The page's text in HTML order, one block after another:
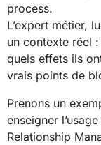
process.
L’expert métier,
un contexte réel
quels effets ils
vrais points de
Prenons un
enseigner
Relationship